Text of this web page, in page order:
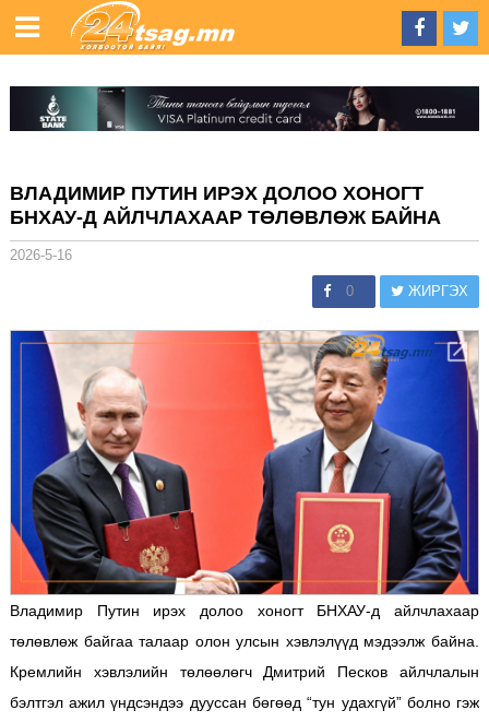
ВЛАДИМИР ПУТИН ИРЭХ ДОЛОО ХОНОГТ
БНХАУ-Д АЙЛЧЛАХААР ТӨЛӨВЛӨЖ БАЙНА
2026-5-16
0 ЖИРГЭХ
Владимир Путин ирэх долоо хоногт БНХАУ-д айлчлахаар
төлөвлөж байгаа талаар олон улсын хэвлэлүүд мэдээлж байна.
Кремлийн хэвлэлийн төлөөлөгч Дмитрий Песков айлчлалын
бэлтгэл ажил үндсэндээ дууссан бөгөөд “тун удахгүй” болно гэж